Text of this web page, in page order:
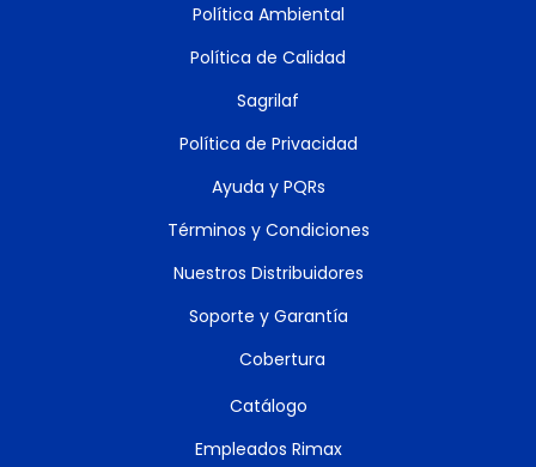
Política Ambiental
Política de Calidad
Sagrilaf
Política de Privacidad
Ayuda y PQRs
Términos y Condiciones
Nuestros Distribuidores
Soporte y Garantía
Cobertura
Catálogo
Empleados Rimax